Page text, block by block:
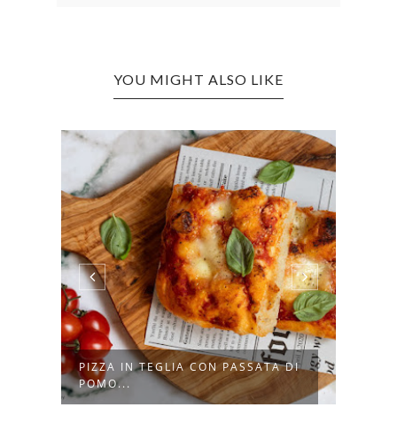
YOU MIGHT ALSO LIKE
PIZZA IN TEGLIA CON PASSATA DI
POMO...